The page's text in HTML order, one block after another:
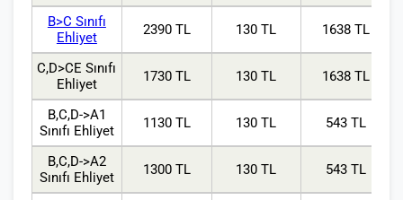
B>C Sınıfı
Ehliyet
2390 TL 130 TL 1638 TL
C,D>CE Sınıfı
Ehliyet
1730 TL 130 TL 1638 TL
B,C,D->A1
Sınıfı Ehliyet
1130 TL 130 TL 543 TL
B,C,D->A2
Sınıfı Ehliyet
1300 TL 130 TL 543 TL